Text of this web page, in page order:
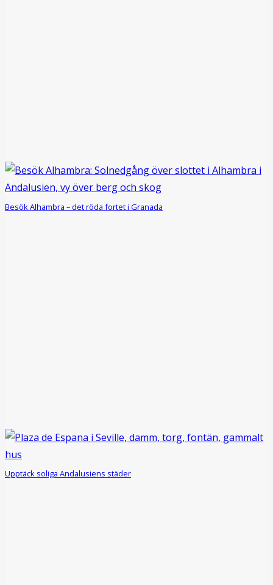
Besök Alhambra – det röda fortet i Granada
Upptäck soliga Andalusiens städer